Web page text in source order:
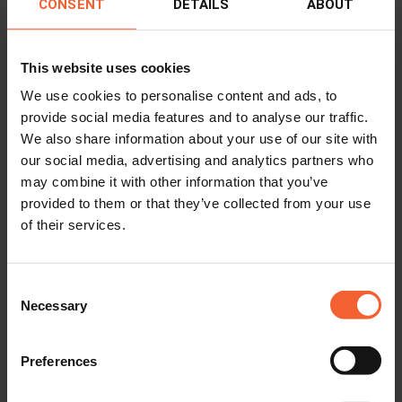
CONSENT DETAILS ABOUT
This website uses cookies
We use cookies to personalise content and ads, to
provide social media features and to analyse our traffic.
We also share information about your use of our site with
our social media, advertising and analytics partners who
may combine it with other information that you’ve
provided to them or that they’ve collected from your use
of their services.
Selection
Necessary
Preferences
Les services de coupe de tuyaux de
HGG
Hollandia a fait appel à HGG pour la réalisation de tous les
travaux de coupe de tuyaux. En collaboration avec Hollandia, le
spécialiste en soudage des services de coupe de tubes de HGG a
modélisé numériquement toutes les connexions, y compris les
de réaliser des coupes extrêmement propres et précises sur
preuves, et lamachine TCL, hautement automatisée
. Les coupes